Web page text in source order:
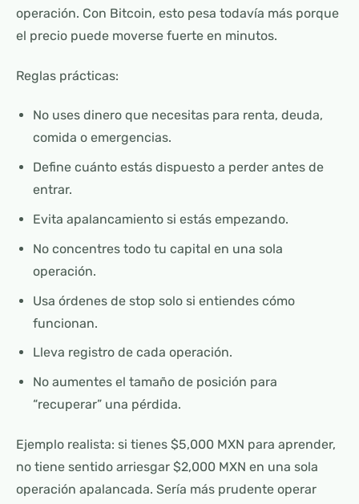
operación. Con Bitcoin, esto pesa todavía más porque
el precio puede moverse fuerte en minutos.
Reglas prácticas:
No uses dinero que necesitas para renta, deuda,
comida o emergencias.
Define cuánto estás dispuesto a perder antes de
entrar.
Evita apalancamiento si estás empezando.
No concentres todo tu capital en una sola
operación.
Usa órdenes de stop solo si entiendes cómo
funcionan.
Lleva registro de cada operación.
No aumentes el tamaño de posición para
“recuperar” una pérdida.
Ejemplo realista: si tienes $5,000 MXN para aprender,
no tiene sentido arriesgar $2,000 MXN en una sola
operación apalancada. Sería más prudente operar